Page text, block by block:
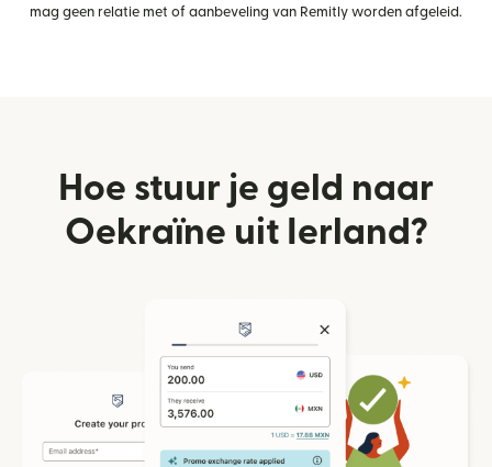
mag geen relatie met of aanbeveling van Remitly worden afgeleid.
Hoe stuur je geld naar
Oekraïne uit Ierland?